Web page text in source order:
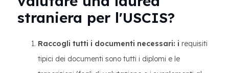
straniera per l'USCIS?
Raccogli tutti i documenti necessari: i requisiti
tipici dei documenti sono tutti i diplomi e le